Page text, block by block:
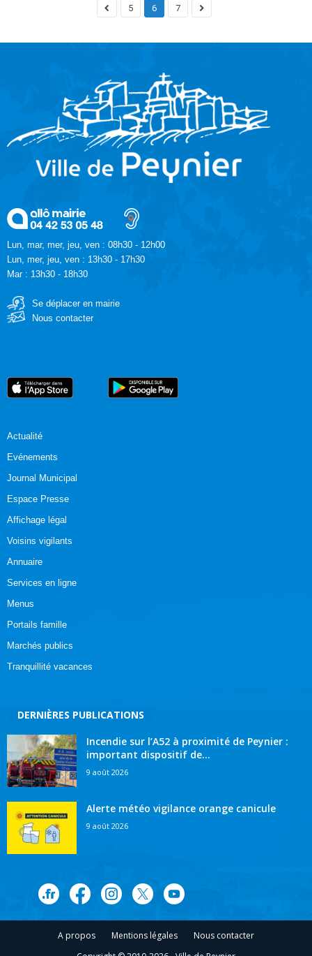
5 6 7
Lun, mar, mer, jeu, ven : 08h30 - 12h00
Lun, mer, jeu, ven : 13h30 - 17h30
Mar : 13h30 - 18h30
Se déplacer en mairie
Nous contacter
Actualité
Evénements
Journal Municipal
Espace Presse
Affichage légal
Voisins vigilants
Annuaire
Services en ligne
Menus
Portails famille
Marchés publics
Tranquillité vacances
DERNIÈRES PUBLICATIONS
Incendie sur l’A52 à proximité de Peynier :
important dispositif de...
9 août 2026
Alerte météo vigilance orange canicule
9 août 2026
A propos Mentions légales
Nous contacter